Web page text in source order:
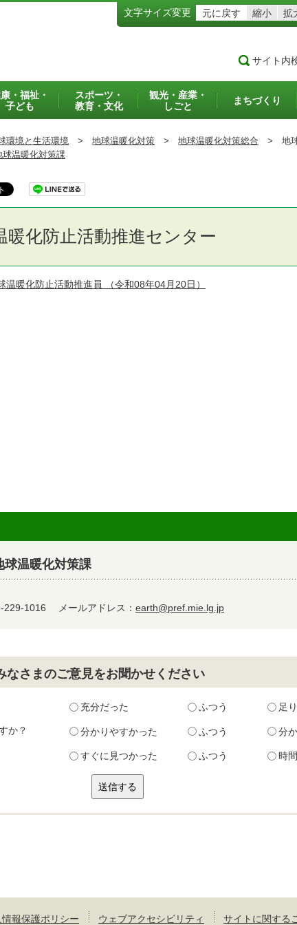
文字サイズ変更 元に戻す 縮小 拡
サイト内
・福祉・
子ども
スポーツ・
教育・文化
観光・産業・
しごと
まちづくり
環境と生活環境 > 地球温暖化対策 > 地球温暖化対策総合 > 地
球温暖化対策課
暖化防止活動推進センター
温暖化防止活動推進員 （令和08年04月20日）
温暖化対策課
229-1016 メールアドレス： earth@pref.mie.lg.jp
なさまのご意見をお聞かせください
充分だった ふつう 足
か？ 分かりやすかった ふつう 分
すぐに見つかった ふつう 時
報保護ポリシー ウェブアクセシビリティ サイトに関する